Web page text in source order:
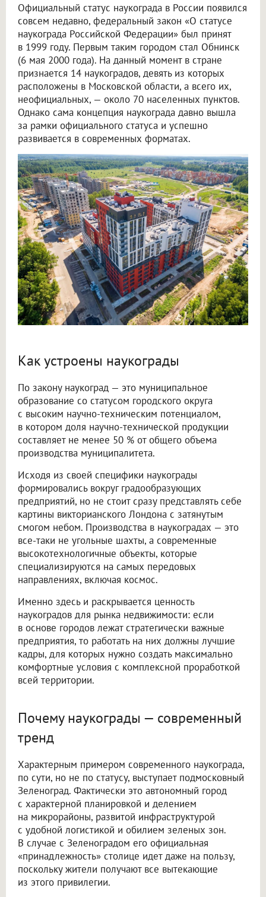
Официальный статус наукограда в России появился
совсем недавно, федеральный закон «О статусе
наукограда Российской Федерации» был принят
в 1999 году. Первым таким городом стал Обнинск
(6 мая 2000 года). На данный момент в стране
признается 14 наукоградов, девять из которых
расположены в Московской области, а всего их,
неофициальных, — около 70 населенных пунктов.
Однако сама концепция наукограда давно вышла
за рамки официального статуса и успешно
развивается в современных форматах.
Как устроены наукограды
По закону наукоград — это муниципальное
образование со статусом городского округа
с высоким научно-техническим потенциалом,
в котором доля научно-технической продукции
составляет не менее 50 % от общего объема
производства муниципалитета.
Исходя из своей специфики наукограды
формировались вокруг градообразующих
предприятий, но не стоит сразу представлять себе
картины викторианского Лондона с затянутым
смогом небом. Производства в наукоградах — это
все-таки не угольные шахты, а современные
высокотехнологичные объекты, которые
специализируются на самых передовых
направлениях, включая космос.
Именно здесь и раскрывается ценность
наукоградов для рынка недвижимости: если
в основе городов лежат стратегически важные
предприятия, то работать на них должны лучшие
кадры, для которых нужно создать максимально
комфортные условия с комплексной проработкой
всей территории.
Почему наукограды — современный
тренд
Характерным примером современного наукограда,
по сути, но не по статусу, выступает подмосковный
Зеленоград. Фактически это автономный город
с характерной планировкой и делением
на микрорайоны, развитой инфраструктурой
с удобной логистикой и обилием зеленых зон.
В случае с Зеленоградом его официальная
«принадлежность» столице идет даже на пользу,
поскольку жители получают все вытекающие
из этого привилегии.